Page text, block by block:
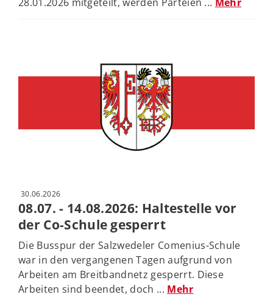
30.06.2026
08.07. - 14.08.2026: Haltestelle vor
der Co-Schule gesperrt
Die Busspur der Salzwedeler Comenius-Schule
war in den vergangenen Tagen aufgrund von
Arbeiten am Breitbandnetz gesperrt. Diese
Arbeiten sind beendet, doch ... Mehr